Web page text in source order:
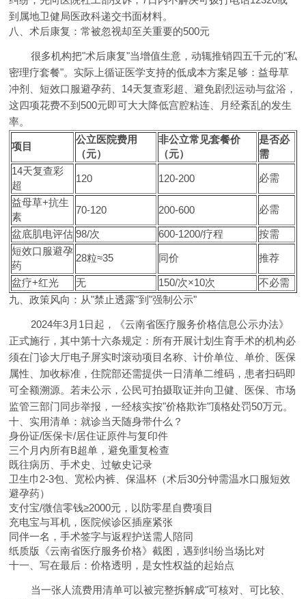
到属地卫健局医政科递交书面材料。
八、术后康复：常被忽视却至关重要的500元
很多机构把"术后康复"当增值生意，动辄推销四五千元的"私
密理疗套餐"。实际上循证医学支持的低成本方案足够：益母草
冲剂、短效口服避孕药、14天复查彩超、避免剧烈运动与盆浴，
这四项花费不到500元即可大大降低宫腔粘连、月经紊乱的发生
率。
项目
公立医院费用
（元）
非公立常见套餐价
（元）
是否必
需
14天复查彩
超
120 120-200 必需
益母草+抗生
素
70-120 200-600 必需
盆底肌电评估 98/次 600-1200/疗程
按需
短效口服避孕
药
28粒≈35 同价 推荐
盆疗+红光 无 150/次×10次
不必需
九、政策风向：从"禁止透露"到"强制公示"
2024年3月1日起，《云南省医疗服务价格信息公示办法》
正式施行，其中第十六条规定：所有开展计划生育手术的机构必
须在门诊大厅电子屏实时滚动项目名称、计价单位、单价、医保
属性、加收标准，住院部还需提供一日清单二维码，患者扫码即
可全额溯源。若未公示，公民可拍摄取证并向卫健、医保、市场
监管三部门同步举报，一经核实按"价格欺诈"顶格处罚50万元。
十、实用清单：就诊当天随身带什么？
身份证/医保卡/居住证原件与复印件
三个月内所有B超单，避免重复检查
既往病历、手术史、过敏史记录
卫生巾2-3包、宽松内裤、保温杯（术后30分钟需温水口服短效
避孕药）
支付宝/微信零钱≥2000元，以防零星自费项目
充电宝与耳机，医院候诊区插座紧张
同伴一名，手术签字与返程护送需人陪同
纸质版《云南省医疗服务价格》截图，遇到纠纷当场比对
十一、写在最后：价格透明，是女性权益的起始点
当一张人流费用清单可以被完整拆解成"可核对、可比较、